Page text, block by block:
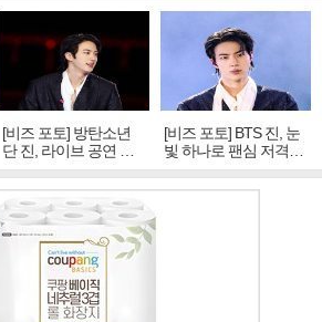
[비즈 포토] 방탄소년
단 진, 라이브 공연 중
빛나는 독보적 아우라
[비즈 포토] BTS 진, 눈
빛 하나로 팬심 저격…
독보적 카리스마